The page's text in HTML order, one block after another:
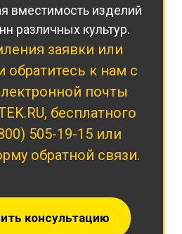
вместимость изделий
различных культур.
заявки или
обратитесь к нам с
почты
, бесплатного
505-19-15 или
обратной связи.
консультацию